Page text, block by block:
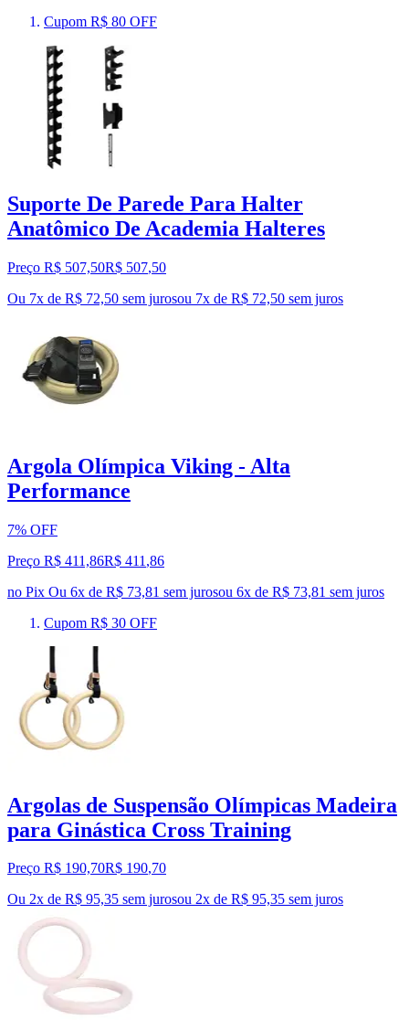
Cupom R$ 80 OFF
Suporte De Parede Para Halter
Anatômico De Academia Halteres
Preço R$ 507,50R$ 507,50
Ou 7x de R$ 72,50 sem jurosou 7x de R$ 72,50 sem juros
Argola Olímpica Viking - Alta
Performance
7% OFF
Preço R$ 411,86R$ 411 ,86
no Pix Ou 6x de R$ 73,81 sem jurosou 6x de R$ 73,81 sem juros
Cupom R$ 30 OFF
Argolas de Suspensão Olímpicas Madeira
para Ginástica Cross Training
Preço R$ 190,70R$ 190,70
Ou 2x de R$ 95,35 sem jurosou 2x de R$ 95,35 sem juros